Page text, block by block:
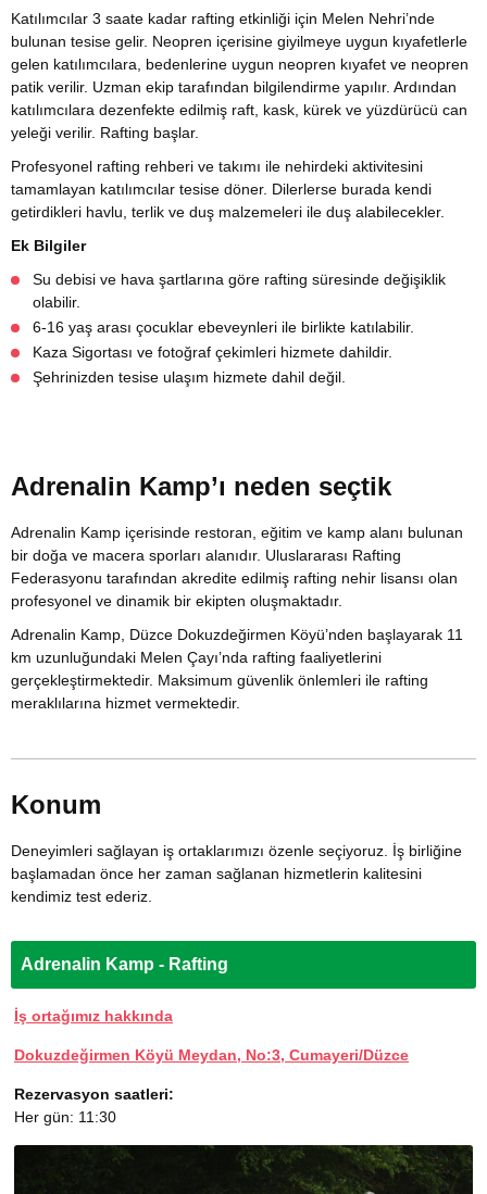
Katılımcılar 3 saate kadar rafting etkinliği için Melen Nehri’nde
bulunan tesise gelir. Neopren içerisine giyilmeye uygun kıyafetlerle
gelen katılımcılara, bedenlerine uygun neopren kıyafet ve neopren
patik verilir. Uzman ekip tarafından bilgilendirme yapılır. Ardından
katılımcılara dezenfekte edilmiş raft, kask, kürek ve yüzdürücü can
yeleği verilir. Rafting başlar.
Profesyonel rafting rehberi ve takımı ile nehirdeki aktivitesini
tamamlayan katılımcılar tesise döner. Dilerlerse burada kendi
getirdikleri havlu, terlik ve duş malzemeleri ile duş alabilecekler.
Ek Bilgiler
Su debisi ve hava şartlarına göre rafting süresinde değişiklik
olabilir.
6-16 yaş arası çocuklar ebeveynleri ile birlikte katılabilir.
Kaza Sigortası ve fotoğraf çekimleri hizmete dahildir.
Şehrinizden tesise ulaşım hizmete dahil değil.
Adrenalin Kamp’ı neden seçtik
Adrenalin Kamp içerisinde restoran, eğitim ve kamp alanı bulunan
bir doğa ve macera sporları alanıdır. Uluslararası Rafting
Federasyonu tarafından akredite edilmiş rafting nehir lisansı olan
profesyonel ve dinamik bir ekipten oluşmaktadır.
Adrenalin Kamp, Düzce Dokuzdeğirmen Köyü’nden başlayarak 11
km uzunluğundaki Melen Çayı’nda rafting faaliyetlerini
gerçekleştirmektedir. Maksimum güvenlik önlemleri ile rafting
meraklılarına hizmet vermektedir.
Konum
Deneyimleri sağlayan iş ortaklarımızı özenle seçiyoruz. İş birliğine
başlamadan önce her zaman sağlanan hizmetlerin kalitesini
kendimiz test ederiz.
Adrenalin Kamp - Rafting
İş ortağımız hakkında
Dokuzdeğirmen Köyü Meydan, No:3, Cumayeri/Düzce
Rezervasyon saatleri:
Her gün: 11:30